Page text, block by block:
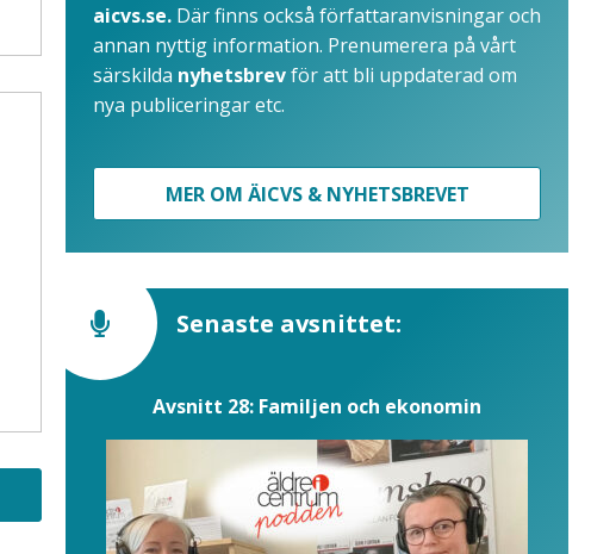
aicvs.se. Där finns också författaranvisningar och
annan nyttig information. Prenumerera på vårt
särskilda nyhetsbrevför att bli uppdaterad om
nya publiceringar etc.
MER OM ÄICVS & NYHETSBREVET
Senaste avsnittet:
Avsnitt 28: Familjen och ekonomin